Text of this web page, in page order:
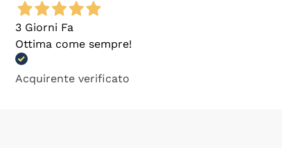
3 Giorni Fa
Ottima come sempre!
Acquirente verificato